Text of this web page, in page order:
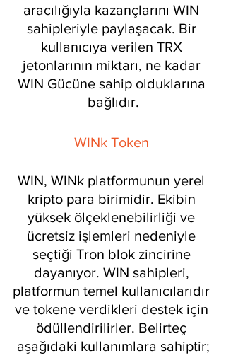
aracılığıyla kazançlarını WIN
sahipleriyle paylaşacak. Bir
kullanıcıya verilen TRX
jetonlarının miktarı, ne kadar
WIN Gücüne sahip olduklarına
bağlıdır.
WINk Token
WIN, WINk platformunun yerel
kripto para birimidir. Ekibin
yüksek ölçeklenebilirliği ve
ücretsiz işlemleri nedeniyle
seçtiği Tron blok zincirine
dayanıyor. WIN sahipleri,
platformun temel kullanıcılarıdır
ve tokene verdikleri destek için
ödüllendirilirler. Belirteç
aşağıdaki kullanımlara sahiptir;